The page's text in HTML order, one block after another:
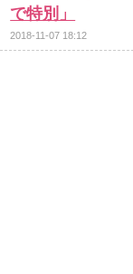
で特別」
2018-11-07 18:12